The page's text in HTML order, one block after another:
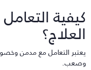
التعامل
التعامل مع مدمن